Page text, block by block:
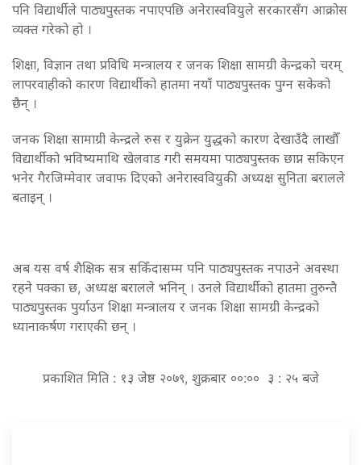
पनि विद्यार्थीले पाठ्यपुस्तक नपाएपछि अनेरास्ववियुले सरकारसँग आक्रोस
व्यक्त गरेको हो ।
शिक्षा, विज्ञान तथा प्रविधि मन्त्रालय र जनक शिक्षा सामग्री केन्द्रको चरम्
लापरवाहीको कारण विद्यार्थीको हातमा नयाँ पाठ्यपुस्तक पुग्न सकेको
छैन् ।
जनक शिक्षा सामाग्री केन्द्रले रुस र युक्रेन युद्धको कारण देखाउँदै लाखौँ
विद्यार्थीको भविष्यमाथि खेलवाड गरी समयमा पाठ्यपुस्तक छाप्न सकिएन
भनेर गैरजिम्मेवार जवाफ दिएको अनेरास्ववियुकी अध्यक्ष सुनिता बरालले
बताइन् ।
अब यस वर्ष शैक्षिक सत्र सकिँदासम्म पनि पाठ्यपुस्तक नपाउने अवस्था
रहने पक्का छ, अध्यक्ष बरालले भनिन् । उनले विद्यार्थीको हातमा तुरुन्तै
पाठ्यपुस्तक पुर्याउन शिक्षा मन्त्रालय र जनक शिक्षा सामग्री केन्द्रको
ध्यानाकर्षण गराएकी छन् ।
प्रकाशित मिति : १३ जेष्ठ २०७९, शुक्रबार ००:०० ३ : २५ बजे